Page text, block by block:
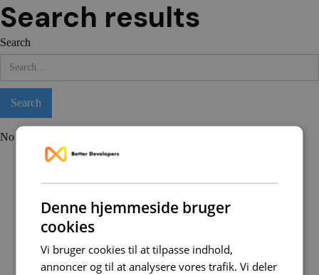
Search results
Search
No matching results.
Denne hjemmeside bruger
cookies
Vi bruger cookies til at tilpasse indhold,
annoncer og til at analysere vores trafik. Vi deler